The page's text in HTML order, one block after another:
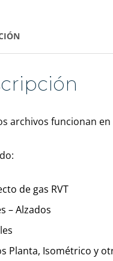
archivos funcionan en
de gas RVT
– Alzados
Planta, Isométrico y